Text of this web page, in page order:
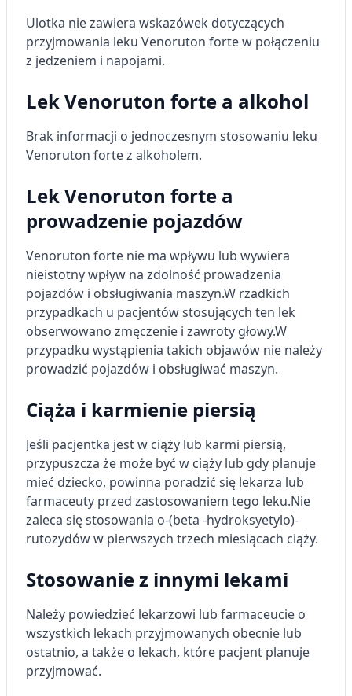
Ulotka nie zawiera wskazówek dotyczących
przyjmowania leku Venoruton forte w połączeniu
z jedzeniem i napojami.
Lek Venoruton forte a alkohol
Brak informacji o jednoczesnym stosowaniu leku
Venoruton forte z alkoholem.
Lek Venoruton forte a
prowadzenie pojazdów
Venoruton forte nie ma wpływu lub wywiera
nieistotny wpływ na zdolność prowadzenia
pojazdów i obsługiwania maszyn.W rzadkich
przypadkach u pacjentów stosujących ten lek
obserwowano zmęczenie i zawroty głowy.W
przypadku wystąpienia takich objawów nie należy
prowadzić pojazdów i obsługiwać maszyn.
Ciąża i karmienie piersią
Jeśli pacjentka jest w ciąży lub karmi piersią,
przypuszcza że może być w ciąży lub gdy planuje
mieć dziecko, powinna poradzić się lekarza lub
farmaceuty przed zastosowaniem tego leku.Nie
zaleca się stosowania o-(beta -hydroksyetylo)-
rutozydów w pierwszych trzech miesiącach ciąży.
Stosowanie z innymi lekami
Należy powiedzieć lekarzowi lub farmaceucie o
wszystkich lekach przyjmowanych obecnie lub
ostatnio, a także o lekach, które pacjent planuje
przyjmować.